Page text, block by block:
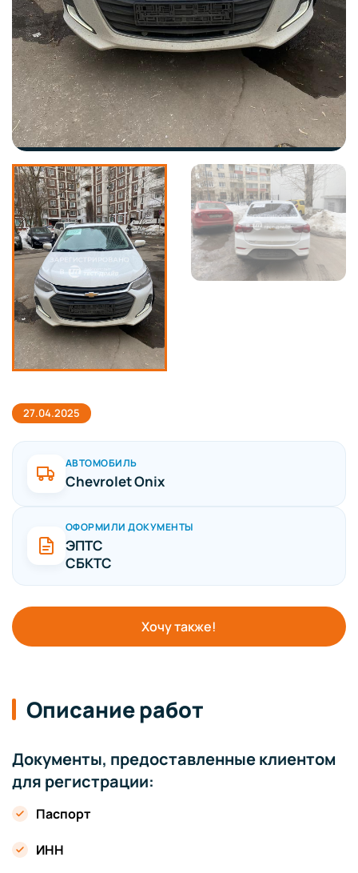
27.04.2025
АВТОМОБИЛЬ
Chevrolet Onix
ОФОРМИЛИ ДОКУМЕНТЫ
ЭПТС
СБКТС
Хочу также!
Описание работ
Документы, предоставленные клиентом
для регистрации:
Паспорт
ИНН